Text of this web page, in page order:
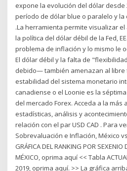
expone la evolución del dólar desde
período de dólar blue o paralelo y la
.La herramienta permite visualizar
la política del dólar débil de la Fed,
problema de inflación y lo mismo le
El dólar débil y la falta de
debido— también amenazan al libre
estabilidad del sistema monetario
canadiense o el Loonie es la
del mercado Forex. Acceda a la más
estadísticas, análisis y
relación con el par USD CAD . Para
Sobrevaluación e Inflación, México
GRÁFICA DEL RANKING POR SEXENIO
MÉXICO, oprima aquí << Tabla
2019, oprima aquí. >> La gráfica